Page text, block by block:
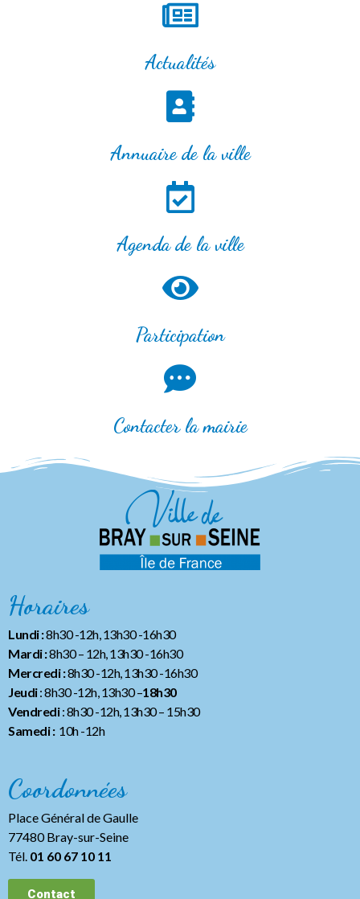
Actualités
Annuaire de la ville
Agenda de la ville
Participation
Contacter la mairie
Horaires
Lundi :8h30 -12h, 13h30 -16h30
Mardi :8h30 – 12h, 13h30 -16h30
Mercredi :8h30 -12h, 13h30 -16h30
Jeudi: 8h30 -12h, 13h30 –18h30
Vendredi: 8h30 -12h, 13h30– 15h30
Samedi :10h -12h
Coordonnées
Place Général de Gaulle
77480 Bray-sur-Seine
Tél. 01 60 67 10 11
Contact